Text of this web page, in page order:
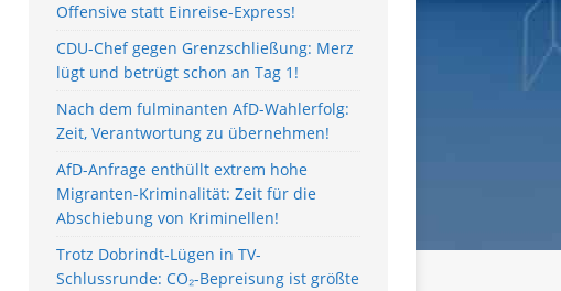
Offensive statt Einreise-Express!
CDU-Chef gegen Grenzschließung: Merz
lügt und betrügt schon an Tag 1!
Nach dem fulminanten AfD-Wahlerfolg:
Zeit, Verantwortung zu übernehmen!
AfD-Anfrage enthüllt extrem hohe
Migranten-Kriminalität: Zeit für die
Abschiebung von Kriminellen!
Trotz Dobrindt-Lügen in TV-
Schlussrunde: CO₂-Bepreisung ist größte